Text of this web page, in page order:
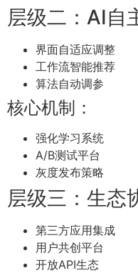
层级二：AI自
界面自适应调整
工作流智能推荐
算法自动调参
核心机制：
强化学习系统
A/B测试平台
灰度发布策略
层级三：生态
第三方应用集成
用户共创平台
开放API生态